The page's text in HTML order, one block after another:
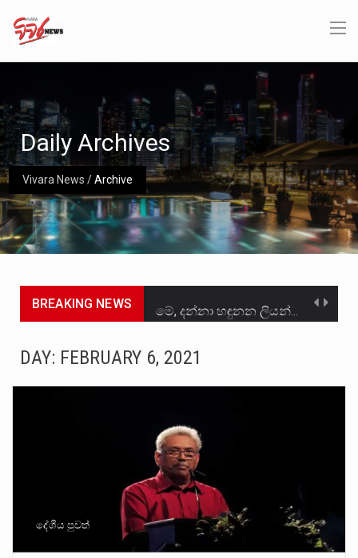
Vivara News /Archive
Daily Archives
BREAKING NEWS
අගෝස්තු මස දෙවන ඉරිදා ලිට් රූම් සූම් සංවාදය පැවැත්වෙන්නේ "කතා කරන මහ වැව" නම් නකතාවක්…
DAY: FEBRUARY 6, 2021
දේශීය පුවත්